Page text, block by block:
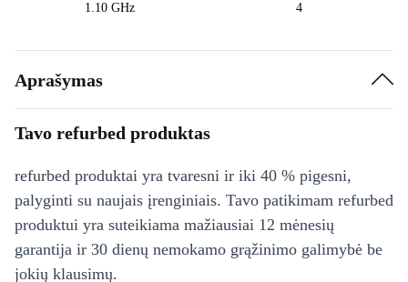
1.10 GHz
4
Aprašymas
Tavo refurbed produktas
refurbed produktai yra tvaresni ir iki 40 % pigesni,
palyginti su naujais įrenginiais. Tavo patikimam refurbed
produktui yra suteikiama mažiausiai 12 mėnesių
garantija ir 30 dienų nemokamo grąžinimo galimybė be
jokių klausimų.